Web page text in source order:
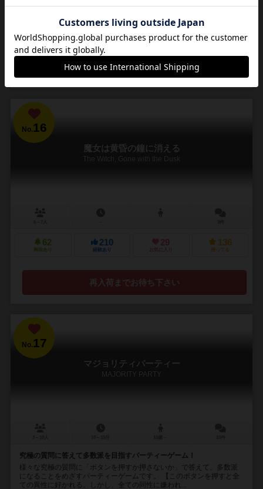
を満たしていく。生き残った村人たちは、昼になるたび...
興味あり
123
経験あり
17
お気に入り 持ってる
再入荷までお待ち下さい
No. 16
魔女は黄昏の鐘に消える
The Witch, Gone with the Dusk
62
興味あり
210
経験あり
29
お気に入り
136
持ってる
再入荷までお待ち下さい
No.17
マジョリティパーティー
MAJORITY PARTY
究極の質問に答えて多数派を目指すパーティーゲーム！
様々な究極の質問に「ボタンを押すか押さないか」で答えて、多数派
になることをめざすパーティーゲームです。 【このボタンを押すと全
ての異性に好かれる。しかし、全ての同性に嫌われ...